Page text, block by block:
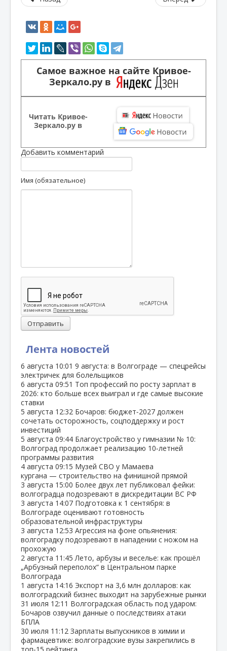
Лента новостей
6 августа 10:01 9 августа: в Волгограде — спецрейсы
электричек для болельщиков
6 августа 09:51 Топ профессий по росту зарплат в
2026: кто больше всех выиграл и где самые высокие
ставки
5 августа 12:32 Бочаров: бюджет‑2027 должен
сочетать осторожность, соцподдержку и рост
инвестиций
5 августа 09:44 Благоустройство у гимназии № 10:
Волгоград продолжает реализацию 10‑летней
программы развития
4 августа 09:15 Музей СВО у Мамаева
кургана — строительство на финишной прямой
3 августа 15:00 Более двух лет публиковал фейки:
волгоградца подозревают в дискредитации ВС РФ
3 августа 14:07 Подготовка к 1 сентября: в
Волгограде оценивают готовность
образовательной инфраструктуры
3 августа 12:53 Агрессия на фоне опьянения:
волгоградку подозревают в нападении с ножом на
прохожую
2 августа 11:45 Лето, арбузы и веселье: как прошёл
„Арбузный переполох“ в Центральном парке
Волгограда
1 августа 14:16 Экспорт на 3,6 млн долларов: как
волгоградский бизнес выходит на зарубежные рынки
31 июля 12:11 Волгоградская область под ударом:
Бочаров озвучил данные о последствиях атаки
БПЛА
30 июля 11:12 Зарплаты выпускников в химии и
фармацевтике: волгоградские вузы закрепились в
Самое важное на сайте Кривое-
Зеркало.ру в
Читать Кривое-
Зеркало.ру в
Добавить комментарий
Имя (обязательное)
Отправить